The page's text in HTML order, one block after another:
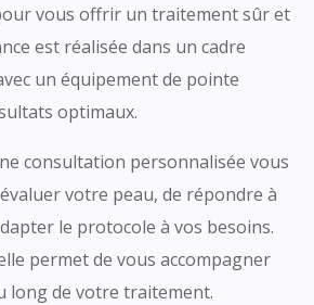
vous offrir un traitement sûr et
est réalisée dans un cadre
un équipement de pointe
optimaux.
consultation personnalisée vous
votre peau, de répondre à
le protocole à vos besoins.
permet de vous accompagner
long de votre traitement.